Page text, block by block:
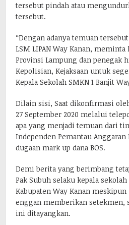
tersebut pindah atau
tersebut.
“Dengan adanya temuan
LSM LIPAN Way Kanan,
Provinsi Lampung dan penegak
Kepolisian, Kejaksaan untuk
Kepala Sekolah SMKN 1 Banjit
Dilain sisi, Saat dikonfirmasi
27 September 2020 melalui
apa yang menjadi temuan dari
Independen Pemantau Anggaran
dugaan mark up dana BOS.
Demi berita yang berimbang
Pak Subuh selaku kepala sekolah
Kabupaten Way Kanan
enggan memberikan setekmen,
ini ditayangkan.